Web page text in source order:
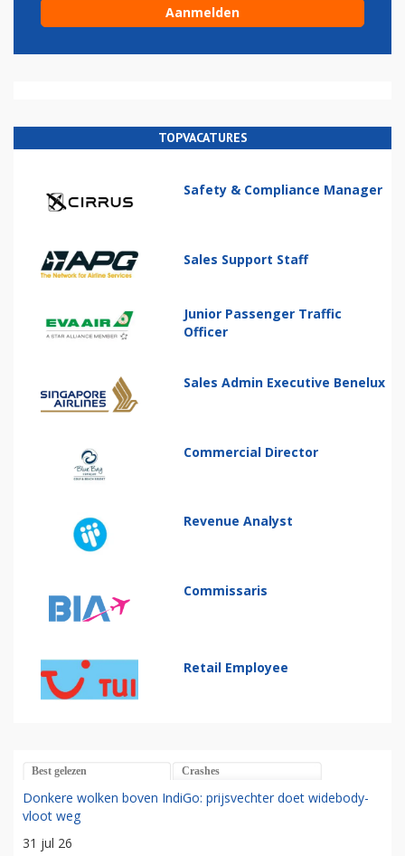
TOPVACATURES
Safety & Compliance Manager
Sales Support Staff
Junior Passenger Traffic
Officer
Sales Admin Executive Benelux
Commercial Director
Revenue Analyst
Commissaris
Retail Employee
Best gelezen Crashes
Donkere wolken boven IndiGo: prijsvechter doet widebody-
vloot weg
31 jul 26